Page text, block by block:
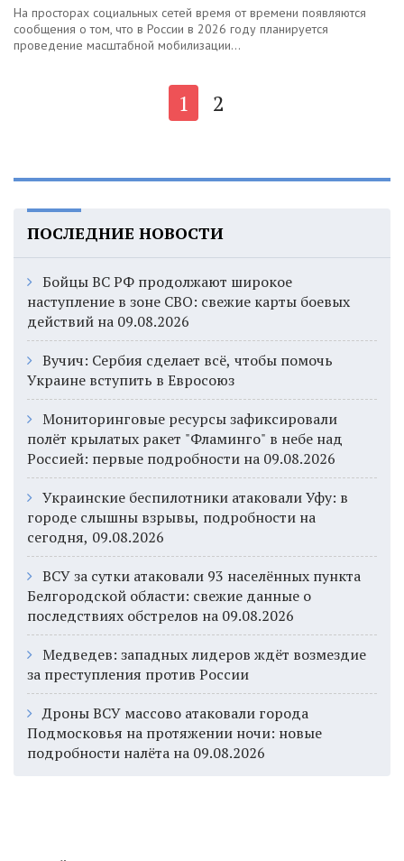
На просторах социальных сетей время от времени появляются
сообщения о том, что в России в 2026 году планируется
проведение масштабной мобилизации...
1 2
ПОСЛЕДНИЕ НОВОСТИ
Бойцы ВС РФ продолжают широкое
наступление в зоне СВО: свежие карты боевых
действий на 09.08.2026
Вучич: Сербия сделает всё, чтобы помочь
Украине вступить в Евросоюз
Мониторинговые ресурсы зафиксировали
полёт крылатых ракет "Фламинго" в небе над
Россией: первые подробности на 09.08.2026
Украинские беспилотники атаковали Уфу: в
городе слышны взрывы, подробности на
сегодня, 09.08.2026
ВСУ за сутки атаковали 93 населённых пункта
Белгородской области: свежие данные о
последствиях обстрелов на 09.08.2026
Медведев: западных лидеров ждёт возмездие
за преступления против России
Дроны ВСУ массово атаковали города
Подмосковья на протяжении ночи: новые
подробности налёта на 09.08.2026